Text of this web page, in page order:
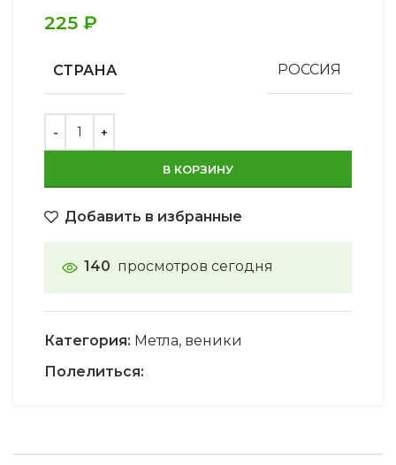
225 ₽
СТРАНА РОССИЯ
В КОРЗИНУ
Добавить в избранные
140 просмотров сегодня
Категория: Метла, веники
Полелиться: